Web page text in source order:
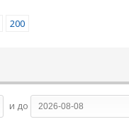
200
и до